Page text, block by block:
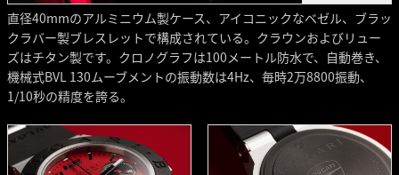
直径40mmのアルミニウム製ケース、アイコニックなベゼル、ブラッ
クラバー製ブレスレットで構成されている。クラウンおよびリュー
ズはチタン製です。クロノグラフは100メートル防水で、自動巻き、
機械式BVL 130ムーブメントの振動数は4Hz、毎時2万8800振動、
1/10秒の精度を誇る。